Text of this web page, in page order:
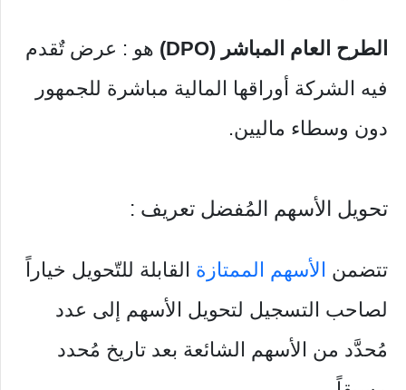
الطرح العام المباشر (DPO)
هو : عرض تٌقدم
فيه الشركة أوراقها المالية مباشرة للجمهور
دون وسطاء ماليين.
تحويل الأسهم المُفضل تعريف :
تتضمن الأسهم الممتازة القابلة للتّحويل خياراً
لصاحب التسجيل لتحويل الأسهم إلى عدد
مُحدَّد من الأسهم الشائعة بعد تاريخ مُحدد